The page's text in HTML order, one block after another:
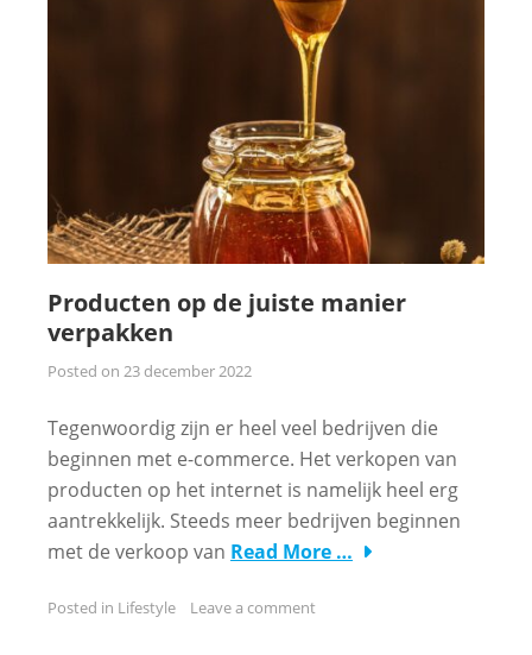
Producten op de juiste manier
verpakken
Posted on 23 december 2022
Tegenwoordig zijn er heel veel bedrijven die
beginnen met e-commerce. Het verkopen van
producten op het internet is namelijk heel erg
aantrekkelijk. Steeds meer bedrijven beginnen
met de verkoop van Read More …
Posted in Lifestyle Leave a comment